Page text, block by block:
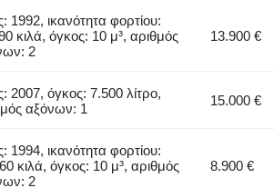
1992, ικανότητα φορτίου:
κιλά, όγκος: 10 μ³, αριθμός
2
13.900 €
2007, όγκος: 7.500 λίτρο,
αξόνων: 1
15.000 €
1994, ικανότητα φορτίου:
κιλά, όγκος: 10 μ³, αριθμός
2
8.900 €